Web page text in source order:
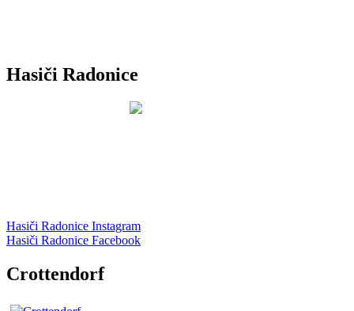
Hasiči Radonice
Hasiči Radonice Instagram
Hasiči Radonice Facebook
Crottendorf